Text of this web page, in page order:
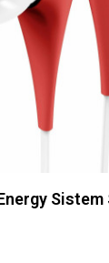
Sistem